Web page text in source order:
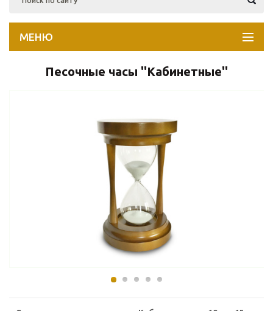
МЕНЮ
Песочные часы ''Кабинетные''